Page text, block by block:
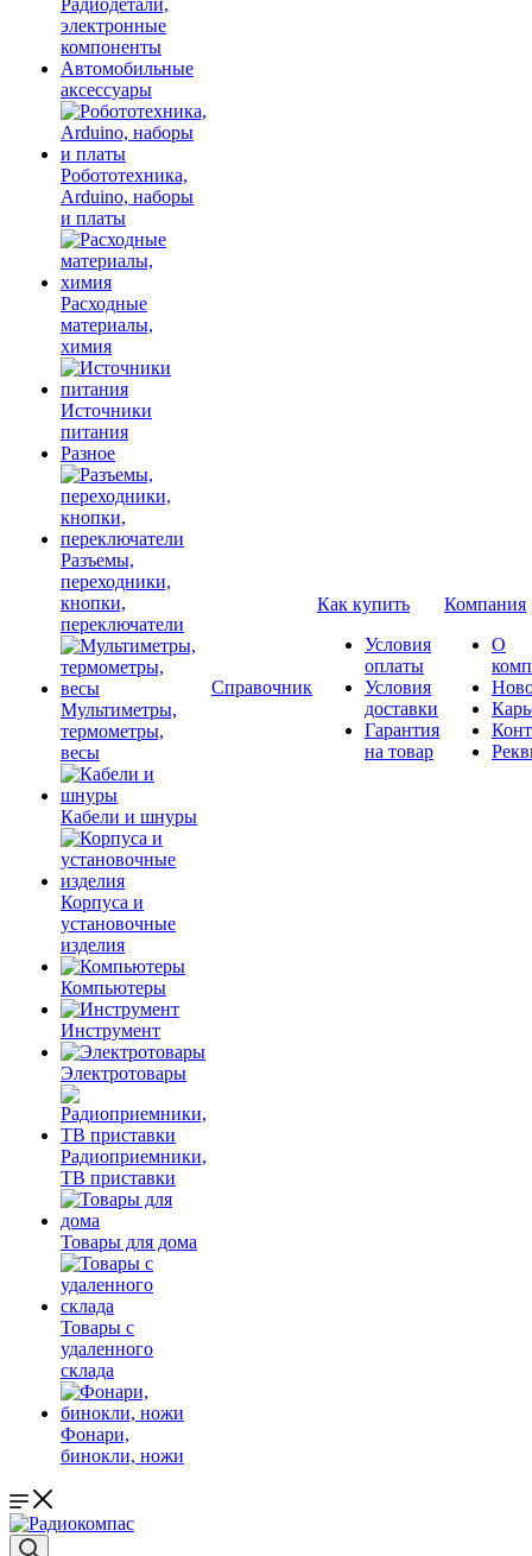
Радиодетали,
электронные
компоненты
Автомобильные
аксессуары
Робототехника,
Arduino, наборы
и платы
Расходные
материалы,
химия
Источники
питания
Разное
Разъемы,
переходники,
кнопки,
переключатели
Мультиметры,
термометры,
весы
Кабели и шнуры
Корпуса и
установочные
изделия
Компьютеры
Инструмент
Электротовары
Радиоприемники,
ТВ приставки
Товары для дома
Товары с
удаленного
склада
Фонари,
бинокли, ножи
Справочник
Как купить
Условия
оплаты
Условия
доставки
Гарантия
на товар
Компания
О